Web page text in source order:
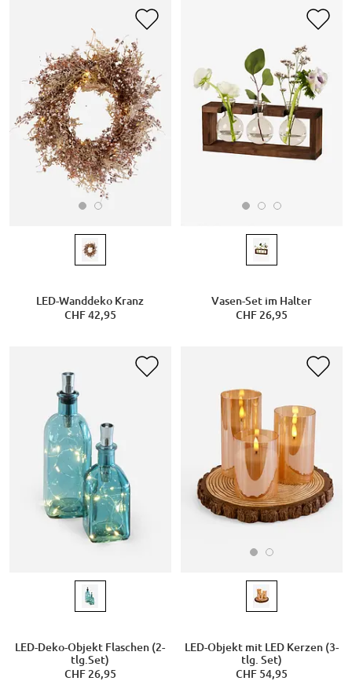
LED-Wanddeko Kranz
CHF 42,95
Vasen-Set im Halter
CHF 26,95
LED-Deko-Objekt Flaschen (2-
tlg.Set)
CHF 26,95
LED-Objekt mit LED Kerzen (3-
tlg. Set)
CHF 54,95